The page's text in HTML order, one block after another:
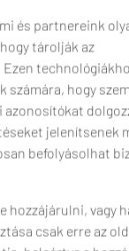
és partnereink
tárolják az
számára, hogy
azonosítókat
jelenítsenek
befolyásolhat
hozzájárulni, vagy
csak erre az